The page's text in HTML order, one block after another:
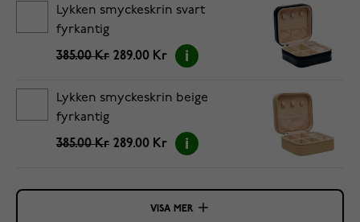
Lykken smyckeskrin svart
fyrkantig
385.00 Kr 289.00 Kr
Lykken smyckeskrin beige
fyrkantig
385.00 Kr 289.00 Kr
VISA MER